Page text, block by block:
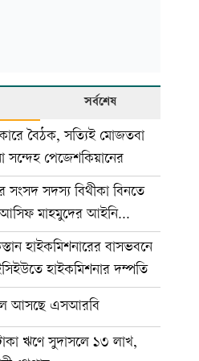
সর্বশেষ
বৈঠক, সত্যিই মোজতবা
সন্দেহ পেজেশকিয়ানের
সংসদ সদস্য বিথীকা বিনতে
মাহমুদের আইনি
হাইকমিশনারের বাসভবনে
হাইকমিশনার দম্পতি
আসছে এসআরবি
ঋণে সুদাসলে ১৩ লাখ,